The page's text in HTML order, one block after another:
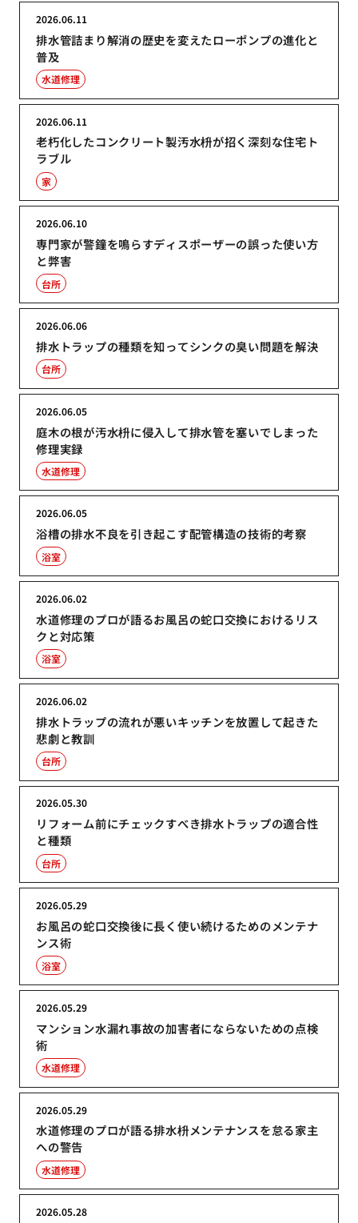
排水管詰まり解消の歴史を変えたローポンプの進化と
普及
2026.06.11
水道修理
老朽化したコンクリート製汚水枡が招く深刻な住宅ト
ラブル
2026.06.11
家
専門家が警鐘を鳴らすディスポーザーの誤った使い方
と弊害
2026.06.10
台所
排水トラップの種類を知ってシンクの臭い問題を解決
2026.06.06
台所
庭木の根が汚水枡に侵入して排水管を塞いでしまった
修理実録
2026.06.05
水道修理
浴槽の排水不良を引き起こす配管構造の技術的考察
2026.06.05
浴室
水道修理のプロが語るお風呂の蛇口交換におけるリス
クと対応策
2026.06.02
浴室
排水トラップの流れが悪いキッチンを放置して起きた
悲劇と教訓
2026.06.02
台所
リフォーム前にチェックすべき排水トラップの適合性
と種類
2026.05.30
台所
お風呂の蛇口交換後に長く使い続けるためのメンテナ
ンス術
2026.05.29
浴室
マンション水漏れ事故の加害者にならないための点検
術
2026.05.29
水道修理
水道修理のプロが語る排水枡メンテナンスを怠る家主
への警告
2026.05.29
水道修理
2026.05.28